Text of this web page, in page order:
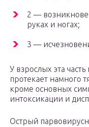
2 —
руках и ногах;
3 —
У взрослых эта
протекает намного
кроме основных
интоксикации и
Острый